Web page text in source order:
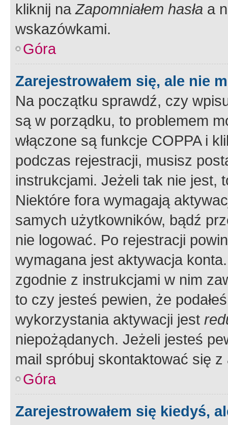
kliknij naZapomniałem hasła a
wskazówkami.
Góra
Zarejestrowałem się, ale nie
Na początku sprawdź, czy
są w porządku, to problemem
włączone są funkcje COPPA i
podczas rejestracji, musisz
instrukcjami. Jeżeli tak nie jest,
Niektóre fora wymagają
samych użytkowników, bądź
nie logować. Po rejestracji
wymagana jest aktywacja
zgodnie z instrukcjami w nim
to czy jesteś pewien, że
wykorzystania aktywacji jest
niepożądanych. Jeżeli jesteś
mail spróbuj skontaktować się
Góra
Zarejestrowałem się kiedyś,